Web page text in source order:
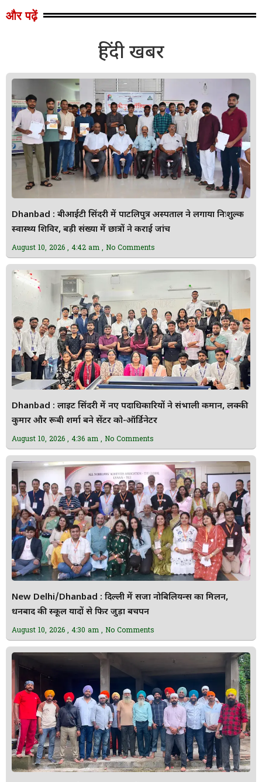
और पढ़ें
हिंदी खबर
Dhanbad : बीआईटी सिंदरी में पाटलिपुत्र अस्पताल ने लगाया निःशुल्क
स्वास्थ्य शिविर, बड़ी संख्या में छात्रों ने कराई जांच
August 10, 2026 4:42 am No Comments
Dhanbad : लाइट सिंदरी में नए पदाधिकारियों ने संभाली कमान, लक्की
कुमार और रूबी शर्मा बने सेंटर को-ऑर्डिनेटर
August 10, 2026 4:36 am No Comments
New Delhi/Dhanbad : दिल्ली में सजा नोबिलियन्स का मिलन,
धनबाद की स्कूल यादों से फिर जुड़ा बचपन
August 10, 2026 4:30 am No Comments